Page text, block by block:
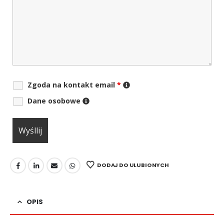
Zgoda na kontakt email *
Dane osobowe
DODAJ DO ULUBIONYCH
OPIS